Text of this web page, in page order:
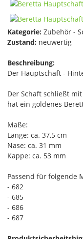
Kategorie: Zubehör -
Zustand: neuwertig
Beschreibung:
Der Hauptschaft -
Der Schaft schließt
hat ein goldenes
Maße:
Länge: ca. 37,5 cm
Nase: ca. 31 mm
Kappe: ca. 53 mm
Passend für folgende
- 682
- 685
- 686
- 687